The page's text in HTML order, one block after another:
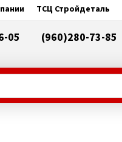
ТСЦ Стройдеталь
05 (960)280-73-85